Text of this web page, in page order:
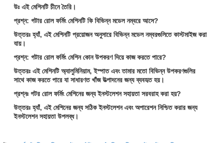
উঃ এই মেশিনটি চীনে তৈরি।
প্রশ্ন: গটার রোল ফর্মিং মেশিনটি কি বিভিন্ন মডেল নম্বরে আসে?
উত্তরঃ হ্যাঁ, এই মেশিনটি প্রয়োজন অনুসারে বিভিন্ন মডেল নম্বরগুলিতে কাস্টমাইজ করা
যায়।
প্রশ্ন: গটার রোল ফর্মিং মেশিন কোন উপকরণ দিয়ে কাজ করতে পারে?
উত্তরঃ এই মেশিনটি অ্যালুমিনিয়াম, ইস্পাত এবং তামার মতো বিভিন্ন উপকরণগুলির
সাথে কাজ করতে পারে যা সাধারণত খাঁজ উত্পাদনের জন্য ব্যবহৃত হয়।
প্রশ্নঃ গটর রোল ফর্মিং মেশিনের জন্য ইনস্টলেশন সহায়তা সরবরাহ করা হয়?
উত্তরঃ হ্যাঁ, এই মেশিনের জন্য সঠিক ইনস্টলেশন এবং অপারেশন নিশ্চিত করার জন্য
ইনস্টলেশন সহায়তা উপলব্ধ।